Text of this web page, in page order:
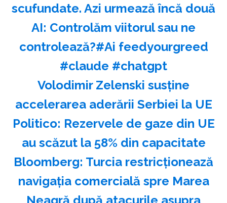
scufundate. Azi urmează încă două
AI: Controlăm viitorul sau ne
controlează?#Ai feedyourgreed
#claude #chatgpt
Volodimir Zelenski susţine
accelerarea aderării Serbiei la UE
Politico: Rezervele de gaze din UE
au scăzut la 58% din capacitate
Bloomberg: Turcia restricţionează
navigaţia comercială spre Marea